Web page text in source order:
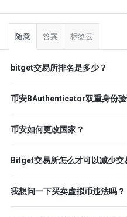
侧
随意 答案 标签云
bitget交易所排名是多少？
币安BAuthenticator双重身份验
币安如何更改国家？
Bitget交易所怎么才可以减少交
我想问一下买卖虚拟币违法吗？